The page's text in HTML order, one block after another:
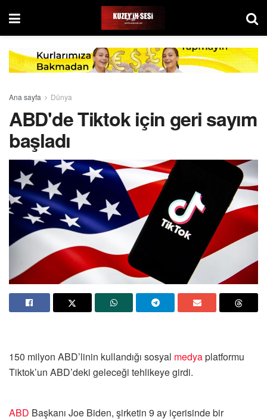
Ana sayfa Dünya
ABD'de Tiktok için geri sayım
başladı
150 milyon ABD’linin kullandığı sosyal medyaplatformu
Tiktok’un ABD’deki geleceği tehlikeye girdi.
ABD Başkanı Joe Biden, şirketin 9 ay içerisinde bir